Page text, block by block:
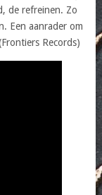
de refreinen. Zo
Een aanrader om
Records)